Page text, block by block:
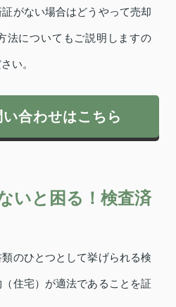
がない場合はどうやって売却
法についてもご説明しますの
い。
合わせはこちら
いと困る！検査済
のひとつとして挙げられる検
住宅）が適法であることを証